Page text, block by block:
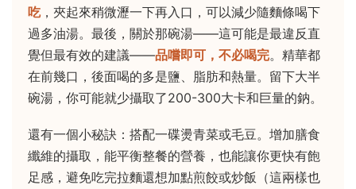
吃，夾起來稍微瀝一下再入口，可以減少隨麵條喝下
過多油湯。最後，關於那碗湯——這可能是最違反直
覺但最有效的建議——品嚐即可，不必喝完。精華都
在前幾口，後面喝的多是鹽、脂肪和熱量。留下大半
碗湯，你可能就少攝取了200-300大卡和巨量的鈉。
還有一個小秘訣：搭配一碟燙青菜或毛豆。增加膳食
纖維的攝取，能平衡整餐的營養，也能讓你更快有飽
足感，避免吃完拉麵還想加點煎餃或炒飯（這兩樣也